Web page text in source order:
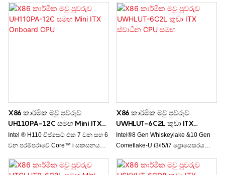
3ක්, USB පෝට් 12ක් සහ COM 12ක්
සමඟින්, 3G මොඩියුලය සහ SIM කාඩ්
පතක් සඳහා සහය දක්වයි.
32GB DDR4, 14* USB threasds, 2*
SATA 3.0, 3G/4G මොඩියුල විකල්ප
සඳහා සහය දක්වයි.
X86 කාර්මික මවු පුවරුව
UH110PA-12C සමඟ Mini ITX
Onboard CPU
Intel ® H110 චිප්සෙට් එක 7 වන සහ 6
වන පරම්පරාවේ Core™ i සකසනය
COM 12 ක් සමඟින්, M.2 WIFI සහ
X86 කාර්මික මවු පුවරුව
UWHLUT-6C2L කුඩා ITX
ස්වාධීන CPU සමඟ
Intel®8 Gen Whiskeylake &10 Gen
Cometlake-U i3/i5/i7 ප්‍රොසෙසරය
සමමුහුර්ත/අසමමුහුර්ත සංදර්ශකය, 10